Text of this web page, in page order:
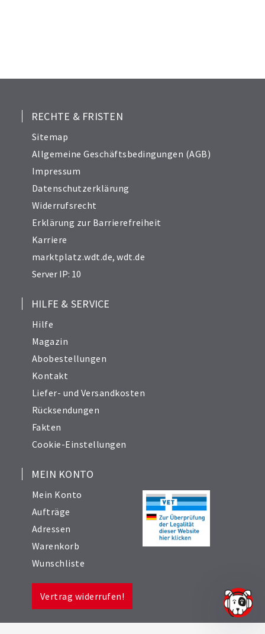
RECHTE & FRISTEN
Sitemap
Allgemeine Geschäftsbedingungen (AGB)
Impressum
Datenschutzerklärung
Widerrufsrecht
Erklärung zur Barrierefreiheit
Karriere
marktplatz.wdt.de,wdt.de
Server IP: 10
HILFE & SERVICE
Hilfe
Magazin
Abobestellungen
Kontakt
Liefer- und Versandkosten
Rücksendungen
Fakten
Cookie-Einstellungen
MEIN KONTO
Mein Konto
Aufträge
Adressen
Warenkorb
Wunschliste
Vertrag widerrufen!